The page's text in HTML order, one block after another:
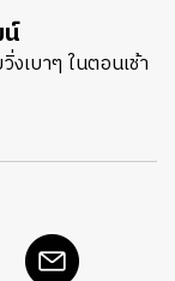
เบาๆ ในตอนเช้า